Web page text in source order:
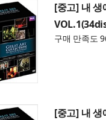
[중고] 내 생
구매 만족도
[중고] 내 생